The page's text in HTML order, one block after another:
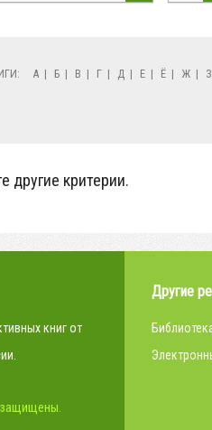
А | Б | В | Г | Д | Е | Ё | Ж | З
другие критерии.
книг от
Другие